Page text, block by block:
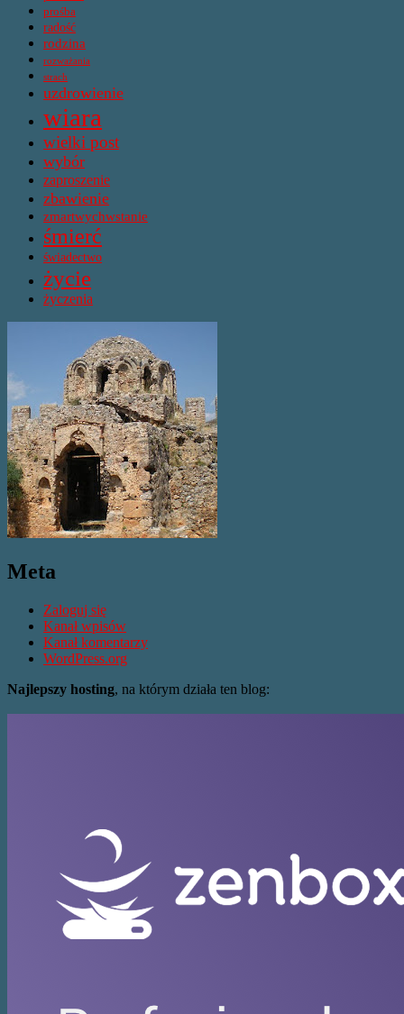
prośba
radość
rodzina
rozważania
strach
uzdrowienie
wiara
wielki post
wybór
zaproszenie
zbawienie
zmartwychwstanie
śmierć
świadectwo
życie
życzenia
Meta
Zaloguj się
Kanał wpisów
Kanał komentarzy
WordPress.org
Najlepszy hosting, na którym działa ten blog: